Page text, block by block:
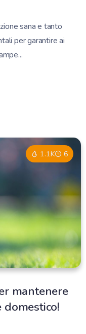
sana e tanto
per garantire ai
1.1K 6
mantenere